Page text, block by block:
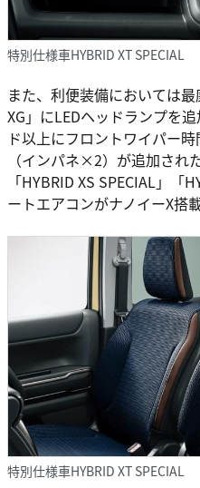
特別仕様車HYBRID XT SPECIAL
また、利便装備においては
XG」にLEDヘッドランプを
ド以上にフロントワイパー
（インパネ×2）が追加され
「HYBRID XS SPECIAL」「
ートエアコンがナノイーX搭
特別仕様車HYBRID XT SPECIAL